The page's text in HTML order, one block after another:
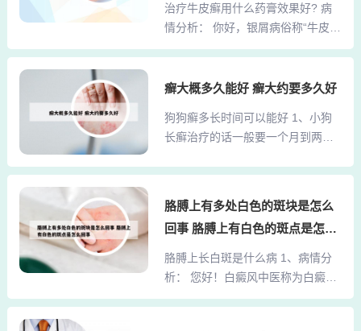
外用药为主，常用有卡泊三醇（达
力士）软膏，头皮则用...
疗手足癣的非处方药，可以止痒杀
菌，适用于鹅掌风、癣症湿气和脚
趾痒等病症，治疗效果非常好。华
酸、水杨酸、石蜡、樟脑精制而成
的软膏，有一种很特殊的味道。一
般是用于治疗对于鹅掌风、手脚
痒、湿气等多种皮肤搔痒症。虽...
治疗牛皮癣用什么药膏效果好? 病
情分析： 你好，银屑病俗称“牛皮
癣”是一种常见的易于复发的慢性炎
害为红色丘疹或斑块上覆有多层银
抹蒽林软膏，可用普鲁卡因静脉封
或肌注维生素B12，内服维生素C叶
要谨慎。选择最科学的疗法才是治
愈牛皮癣的关键。牛皮癣是外用抗
菌类的药膏有硝酸咪康唑软膏、酮
康唑软膏、舍他康唑软膏、萘替芬
酮康唑软膏、克霉...
癣大概多久能好 癣大约要多久好
狗狗癣多长时间可以能好 1、小狗
长癣治疗的话一般要一个月到两个
肤病。这种真菌皮肤病可以传染给
香波给狗狗洗澡，每周要药浴一
次。然后配合抗真菌喷剂，再加上
服用抗真菌的药。2、宠物犬癣病的
康复时间，取决于患癣的严重程
力等。而真菌比较顽固，即使是轻
胳膊上有多处白色的斑块是怎么
回事 胳膊上有白色的斑点是怎么
回事
胳膊上长白斑是什么病 1、病情分
析： 您好！白癜风中医称为白癜，
白驳，白驳风.是一种后台性皮肤色